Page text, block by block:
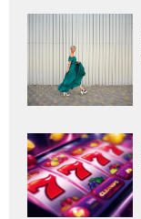
Adaugă
aici textul
pentru
subtitlu
Adaugă
aici textul
pentru
subtitlu